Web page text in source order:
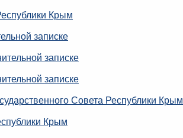
Крым
записке
записке
записке
Совета Республики Крым
Крым